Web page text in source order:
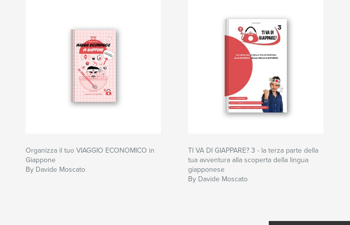
Organizza il tuo VIAGGIO ECONOMICO in
Giappone
By Davide Moscato
TI VA DI GIAPPARE? 3 - la terza parte della
tua avventura alla scoperta della lingua
giapponese
By Davide Moscato